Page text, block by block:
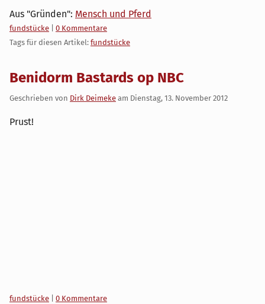
Aus "Gründen": Mensch und Pferd
Kategorien:
fundstücke
0 Kommentare
Tags für diesen Artikel: fundstücke
Benidorm Bastards op NBC
Geschrieben von Dirk Deimeke am Dienstag, 13. November 2012
Prust!
Kategorien:
fundstücke
0 Kommentare